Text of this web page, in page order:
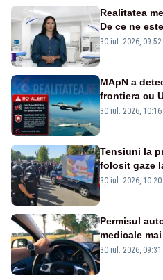
Realitatea
De ce ne
obosiți?
30 iul. 2026, 09:52
MApN a
frontiera cu
transmis în
30 iul. 2026, 10:16
Tensiuni la
folosit gaze
Poporului
30 iul. 2026, 10:20
Permisul
medicale
propune
30 iul. 2026, 09:31